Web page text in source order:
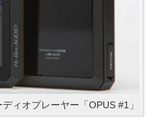
ィオプレーヤー「OPUS #1」